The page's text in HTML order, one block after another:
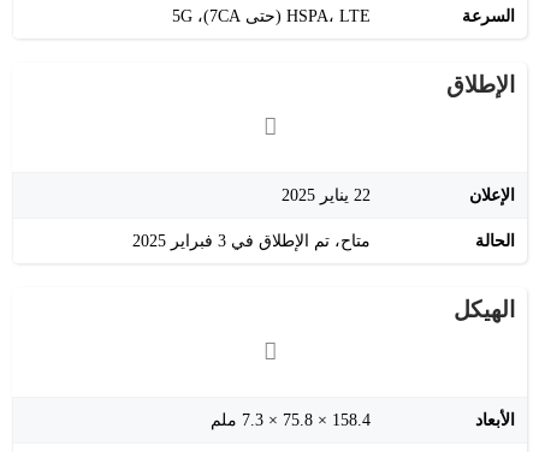
السرعة HSPA، LTE (حتى 7CA)، 5G
الإطلاق
الإعلان 22 يناير 2025
الحالة متاح، تم الإطلاق في 3 فبراير 2025
الهيكل
الأبعاد 158.4 × 75.8 × 7.3 ملم